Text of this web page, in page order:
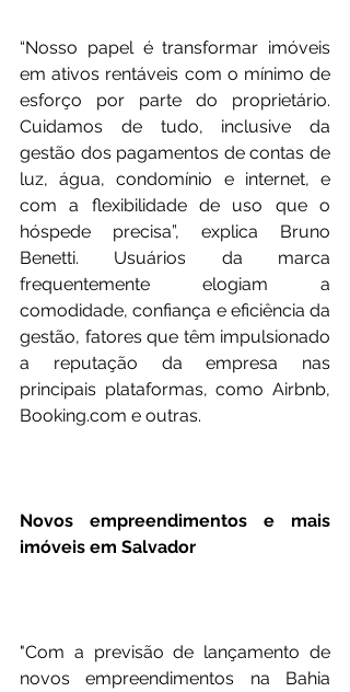
“Nosso papel é transformar imóveis
em ativos rentáveis com o mínimo de
esforço por parte do proprietário.
Cuidamos de tudo, inclusive da
gestão dos pagamentos de contas de
luz, água, condomínio e internet, e
com a flexibilidade de uso que o
hóspede precisa”, explica Bruno
Benetti. Usuários da marca
frequentemente elogiam a
comodidade, confiança e eficiência da
gestão, fatores que têm impulsionado
a reputação da empresa nas
Booking.com e outras.
Novos empreendimentos e mais
imóveis em Salvador
"Com a previsão de lançamento de
novos empreendimentos na Bahia